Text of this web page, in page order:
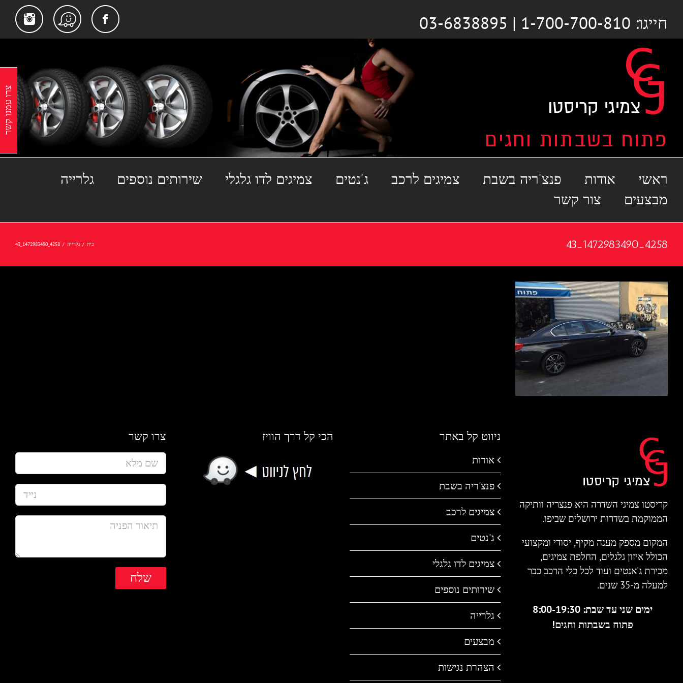
לתוכןחייגו: 1-700-700-810 | 03-6838895 Facebook
Waze
ראשי אודות פנצ'ריה בשבת צמיגים לרכב ג'נטים צמיגים לדו גלגלי שירותים נוספים
גלרייה
מבצעים
צור קשר
4258_1472983490_43 בית / גלרייה /
4258_1472983490_43
קריסטו צמיגי השדרה היא פנצריה וותיקה
הממוקמת בשדרות ירושלים שביפו.
המקום מספק מענה מקיף, יסודי ומקצועי
הכולל איזון גלגלים, החלפת צמיגים,
מכירת ג'אנטים ועוד לכל כלי הרכב כבר
למעלה מ-35 שנים.
ימים שני עד שבת: 8:00-19:30
פתוח בשבתות וחגים!
ניווט קל באתר
אודות
פנצ'ריה בשבת
צמיגים לרכב
ג'נטים
צמיגים לדו גלגלי
שירותים נוספים
גלרייה
מבצעים
הצהרת נגישות
הכי קל דרך הוויז צרו קשר
צרו עמנו קשר